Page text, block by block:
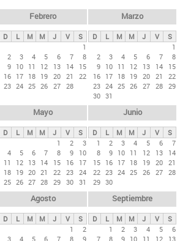
Febrero
D L M M J V
S
1
2
3 4 5 6 7
8
9 10 11 12 13 14
15
16 17 18 19 20 21
22
23 24 25 26 27 28
Marzo
D L M M J V
S
1
2
3 4 5 6 7
8
9 10 11 12 13 14
15
16 17 18 19 20 21
22
23 24 25 26 27 28 29
30 31
Mayo
D L M M J V
S
1
2
3
4
5 6 7 8 9
10
11
12 13 14 15 16
17
18 19 20 21 22 23 24
25 26 27 28 29 30 31
Junio
D L M M J V
S
1
2 3 4 5 6
7
8
9 10 11 12 13
14
15 16 17 18 19 20 21
22 23 24 25 26 27 28
29 30
Agosto
D L M M J V
S
1
2
3
4 5 6 7 8 9
Septiembre
D L M M J V
S
1
2 3 4 5
6
7
8 9 10 11 12 13